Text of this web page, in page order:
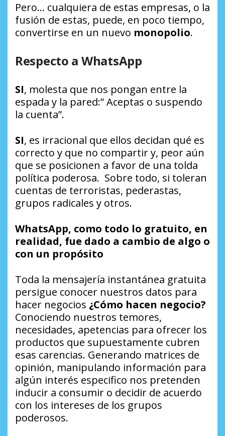
Pero… cualquiera de estas empresas, o la
fusión de estas, puede, en poco tiempo,
convertirse en un nuevo monopolio.
Respecto a WhatsApp
SI, molesta que nos pongan entre la
espada y la pared:” Aceptas o suspendo
la cuenta”.
SI, es irracional que ellos decidan qué es
correcto y que no compartir y, peor aún
que se posicionen a favor de una tolda
política poderosa. Sobre todo, si toleran
cuentas de terroristas, pederastas,
grupos radicales y otros.
WhatsApp, como todo lo gratuito, en
realidad, fue dado a cambio de algo o
con un propósito
Toda la mensajería instantánea gratuita
persigue conocer nuestros datos para
hacer negocios ¿Cómo hacen negocio?
Conociendo nuestros temores,
necesidades, apetencias para ofrecer los
productos que supuestamente cubren
esas carencias. Generando matrices de
opinión, manipulando información para
algún interés especifico nos pretenden
inducir a consumir o decidir de acuerdo
con los intereses de los grupos
poderosos.